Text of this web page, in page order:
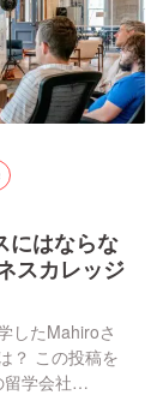
にはならな
スカレッジ
したMahiroさ
？ この投稿を
学会社